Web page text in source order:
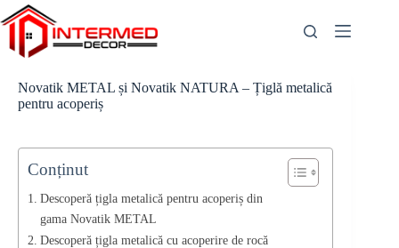
Skip
to
content
Novatik METAL și Novatik NATURA – Țiglă metalică
pentru acoperiș
Conținut
Descoperă țigla metalică pentru acoperiș din
gama Novatik METAL
Descoperă țigla metalică cu acoperire de rocă